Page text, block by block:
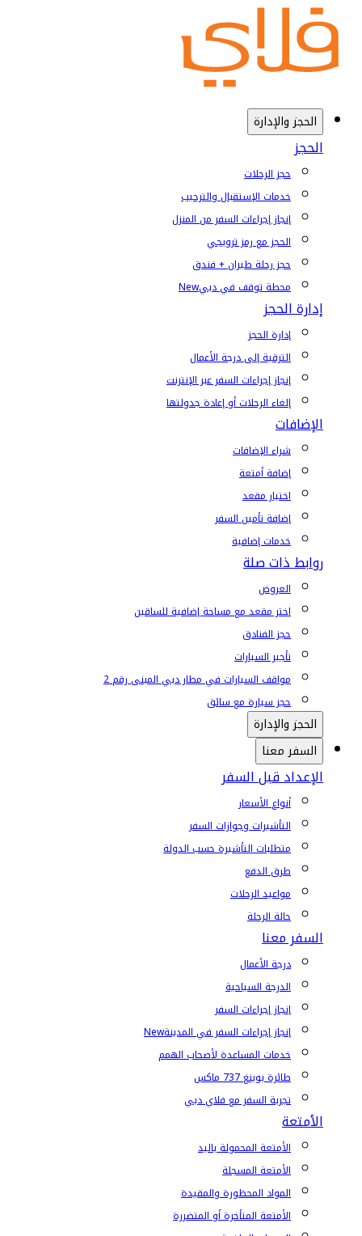
الحجز والإدارة
الحجز
حجز الرحلات
خدمات الإستقبال والترحيب
إنجاز إجراءات السفر من المنزل
الحجز مع رمز ترويجي
حجز رحلة طيران + فندق
محطة توقف في دبيNew
إدارة الحجز
إدارة الحجز
الترقية إلى درجة الأعمال
إنجاز إجراءات السفر عبر الإنترنت
إلغاء الرحلات أو إعادة جدولتها
الإضافات
شراء الإضافات
إضافة أمتعة
اختيار مقعد
إضافة تأمين السفر
خدمات إضافية
روابط ذات صلة
العروض
اختر مقعد مع مساحة إضافية للساقين
حجز الفنادق
تأجير السيارات
مواقف السيارات في مطار دبي المبنى رقم 2
حجز سيارة مع سائق
الحجز والإدارة
السفر معنا
الإعداد قبل السفر
أنواع الأسعار
التأشيرات وجوازات السفر
متطلبات التأشيرة حسب الدولة
طرق الدفع
مواعيد الرحلات
حالة الرحلة
السفر معنا
درجة الأعمال
الدرجة السياحية
إنجاز إجراءات السفر
إنجاز إجراءات السفر في المدينةNew
خدمات المساعدة لأصحاب الهمم
طائرة بوينغ 737 ماكس
تجربة السفر مع فلاي دبي
الأمتعة
الأمتعة المحمولة باليد
الأمتعة المسجلة
المواد المحظورة والمقيدة
الأمتعة المتأخرة أو المتضررة